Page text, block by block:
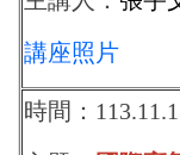
講座照片
時間：